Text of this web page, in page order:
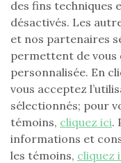
Le 13 mai dernier,
Gaspésie–Les
Nord–Sept-Îles (J)
d'action bénévole
$, montant reçu à la
la Fondation.
FLG pour ce don
travail dans la
des fins techniques
désactivés. Les
et nos partenaires
permettent de vous
personnalisée. En
vous acceptez
sélectionnés; pour
témoins, cliquez ici.
informations et
les témoins, cliquez